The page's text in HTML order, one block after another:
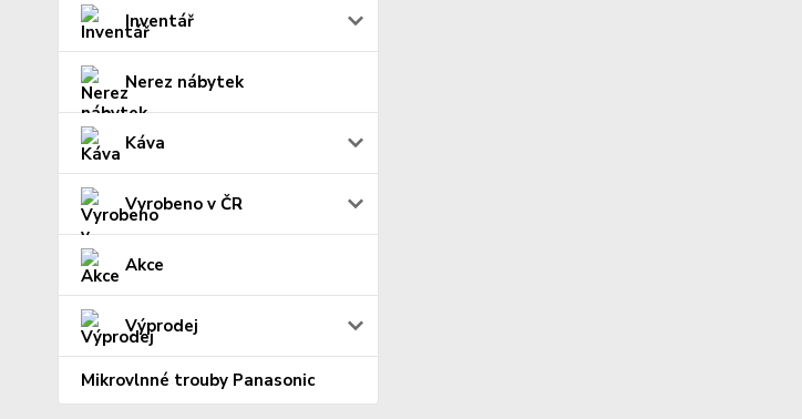
Inventář
Nerez nábytek
Káva
Vyrobeno v ČR
Akce
Výprodej
Mikrovlnné trouby Panasonic